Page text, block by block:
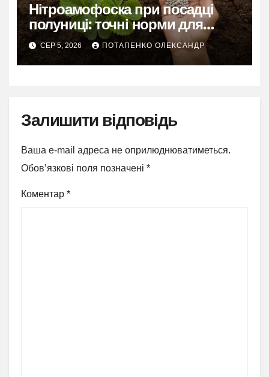
Нітроамофоска при посадці
полуниці: точні норми для
рясного врожаю
СЕР 5, 2026 ПОТАПЕНКО ОЛЕКСАНДР
Залишити відповідь
Ваша e-mail адреса не оприлюднюватиметься.
Обов’язкові поля позначені *
Коментар *